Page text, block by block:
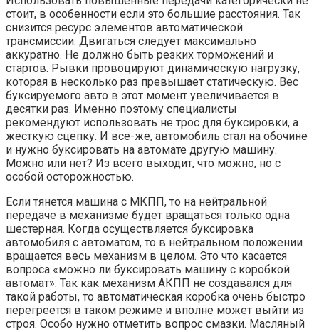
стоит, в особенности если это большие расстояния. Так
снизится ресурс элементов автоматической
трансмиссии. Двигаться следует максимально
аккуратно. Не должно быть резких торможений и
стартов. Рывки провоцируют динамическую нагрузку,
которая в несколько раз превышает статическую. Вес
буксируемого авто в этот момент увеличивается в
десятки раз. Именно поэтому специалисты
рекомендуют использовать не трос для буксировки, а
жесткую сцепку. И все-же, автомобиль стал на обочине
и нужно буксировать на автомате другую машину.
Можно или нет? Из всего выходит, что можно, но с
особой осторожностью.
Если тянется машина с МКПП, то на нейтральной
передаче в механизме будет вращаться только одна
шестерная. Когда осуществляется буксировка
автомобиля с автоматом, то в нейтральном положении
вращается весь механизм в целом. Это что касается
вопроса «можно ли буксировать машину с коробкой
автомат». Так как механизм АКПП не создавался для
такой работы, то автоматическая коробка очень быстро
перегреется в таком режиме и вполне может выйти из
строя. Особо нужно отметить вопрос смазки. Масляный